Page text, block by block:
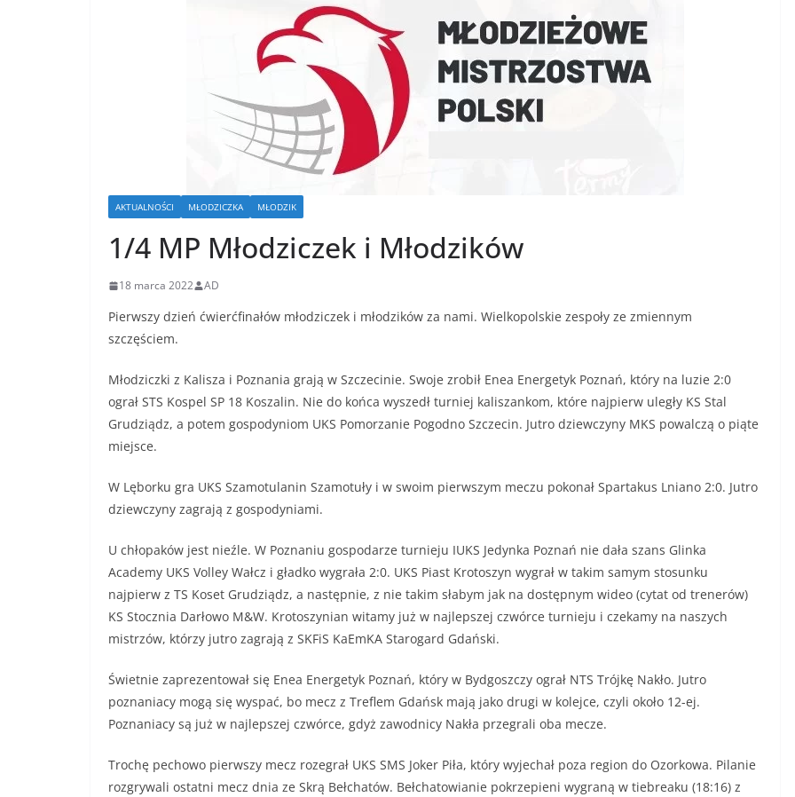
AKTUALNOŚCI MŁODZICZKA MŁODZIK
1/4 MP Młodziczek i Młodzików
18 marca 2022 AD
Pierwszy dzień ćwierćfinałów młodziczek i młodzików za nami. Wielkopolskie zespoły ze zmiennym
szczęściem.
Młodziczki z Kalisza i Poznania grają w Szczecinie. Swoje zrobił Enea Energetyk Poznań, który na luzie 2:0
ograł STS Kospel SP 18 Koszalin. Nie do końca wyszedł turniej kaliszankom, które najpierw uległy KS Stal
Grudziądz, a potem gospodyniom UKS Pomorzanie Pogodno Szczecin. Jutro dziewczyny MKS powalczą o piąte
miejsce.
W Lęborku gra UKS Szamotulanin Szamotuły i w swoim pierwszym meczu pokonał Spartakus Lniano 2:0. Jutro
dziewczyny zagrają z gospodyniami.
U chłopaków jest nieźle. W Poznaniu gospodarze turnieju IUKS Jedynka Poznań nie dała szans Glinka
Academy UKS Volley Wałcz i gładko wygrała 2:0. UKS Piast Krotoszyn wygrał w takim samym stosunku
najpierw z TS Koset Grudziądz, a następnie, z nie takim słabym jak na dostępnym wideo (cytat od trenerów)
KS Stocznia Darłowo M&W. Krotoszynian witamy już w najlepszej czwórce turnieju i czekamy na naszych
mistrzów, którzy jutro zagrają z SKFiS KaEmKA Starogard Gdański.
Świetnie zaprezentował się Enea Energetyk Poznań, który w Bydgoszczy ograł NTS Trójkę Nakło. Jutro
poznaniacy mogą się wyspać, bo mecz z Treflem Gdańsk mają jako drugi w kolejce, czyli około 12-ej.
Poznaniacy są już w najlepszej czwórce, gdyż zawodnicy Nakła przegrali oba mecze.
Trochę pechowo pierwszy mecz rozegrał UKS SMS Joker Piła, który wyjechał poza region do Ozorkowa. Pilanie
rozgrywali ostatni mecz dnia ze Skrą Bełchatów. Bełchatowianie pokrzepieni wygraną w tiebreaku (18:16) z